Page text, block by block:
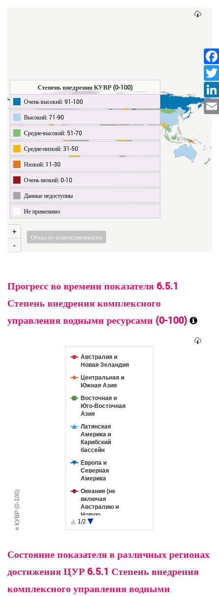
+
-
Отказ от ответственности
Степень внедрения КУВР (0-100)
Очень высокий: 91-100
Высокий: 71-90
Средне-высокий: 51-70
Средне-низкий: 31-50
Низкий: 11-30
Очень низкий: 0-10
Данные недоступны
Не применимо
Прогресс во времени показателя 6.5.1
Степень внедрения комплексного
управления водными ресурсами (0-100)
Степень внедрения КУВР (0-100)
Австралия и
Новая Зеландия
Центральная и
Южная Азия
Восточная и
Юго-Восточная
Азия
Латинская
Америка и
Карибский
бассейн
Европа и
Северная
Америка
Океания (не
включая
Австралию и
Новую
Зеландию)
Северная
Западная Азия
1/2
Состояние показателя в различных регионах
достижения ЦУР 6.5.1 Степень внедрения
комплексного управления водными